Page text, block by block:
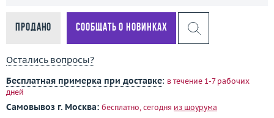
Продано Сообщать о новинках
Остались вопросы?
Бесплатная примерка при доставке: в течение 1-7 рабочих
дней
Самовывоз г. Москва: бесплатно, сегодня из шоурума